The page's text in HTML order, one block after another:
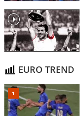
EURO TREND